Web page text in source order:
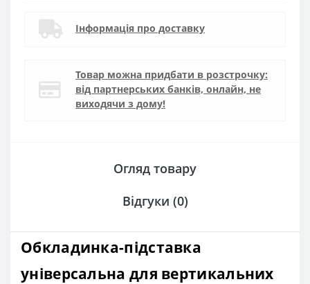
Інформація про доставку
Товар можна придбати в розстрочку:
від партнерських банків, онлайн, не
виходячи з дому!
Огляд товару
Відгуки (0)
Обкладинка-підставка
універсальна для вертикальних